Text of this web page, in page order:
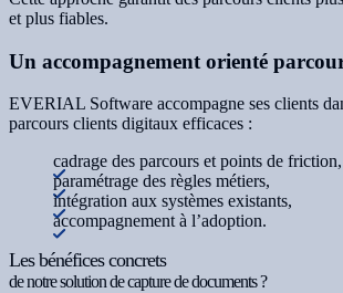
et plus fiables.
Un accompagnement orienté
EVERIAL Software accompagne ses clients
parcours clients digitaux efficaces :
cadrage des parcours et points de friction,
paramétrage des règles métiers,
intégration aux systèmes existants,
accompagnement à l’adoption.
Les bénéfices concrets
de notre solution de capture de documents ?